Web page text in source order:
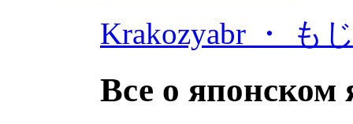
Krakozyabr ・ も
Все о японском